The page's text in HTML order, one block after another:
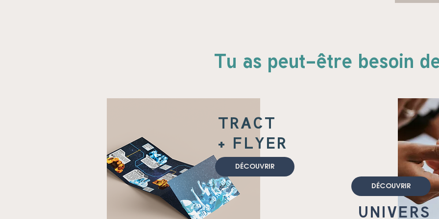
Tu as peut-être besoin
TRACT
+ FLYER
DÉCOUVRIR
UNIVERS
DÉCOUVRIR